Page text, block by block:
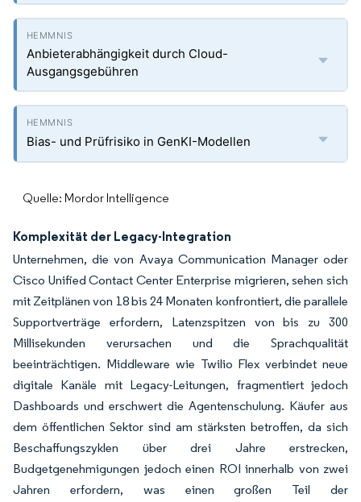
Anbieterabhängigkeit durch Cloud-
Ausgangsgebühren
Bias- und Prüfrisiko in GenKI-Modellen
Quelle: Mordor Intelligence
Komplexität der Legacy-Integration
Unternehmen, die von Avaya Communication Manager oder
Cisco Unified Contact Center Enterprise migrieren, sehen sich
mit Zeitplänen von 18 bis 24 Monaten konfrontiert, die parallele
Supportverträge erfordern, Latenzspitzen von bis zu 300
Millisekunden verursachen und die Sprachqualität
beeinträchtigen. Middleware wie Twilio Flex verbindet neue
digitale Kanäle mit Legacy-Leitungen, fragmentiert jedoch
Dashboards und erschwert die Agentenschulung. Käufer aus
dem öffentlichen Sektor sind am stärksten betroffen, da sich
Beschaffungszyklen über drei Jahre erstrecken,
Budgetgenehmigungen jedoch einen ROI innerhalb von zwei
Jahren erfordern, was einen großen Teil der